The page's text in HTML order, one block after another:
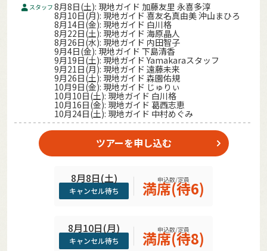
スタッフ 8月8日(土): 現地ガイド 加藤友里 永喜多淳
8月10日(月): 現地ガイド 喜友名真由美 沖山まひろ
8月14日(金): 現地ガイド 白川格
8月22日(土): 現地ガイド 海原晶人
8月26日(水): 現地ガイド 内田智子
9月4日(金): 現地ガイド 下島清香
9月19日(土): 現地ガイド Yamakaraスタッフ
9月21日(月): 現地ガイド 遠藤未来
9月26日(土): 現地ガイド 森園佑規
10月9日(金): 現地ガイド じゅりぃ
10月10日(土): 現地ガイド 白川格
10月16日(金): 現地ガイド 葛西志恵
10月24日(土): 現地ガイド 中村めぐみ
ツアーを申し込む
8月8日(土)
キャンセル待ち
申込数/定員
満席(待6)
8月10日(月)
キャンセル待ち
申込数/定員
満席(待8)